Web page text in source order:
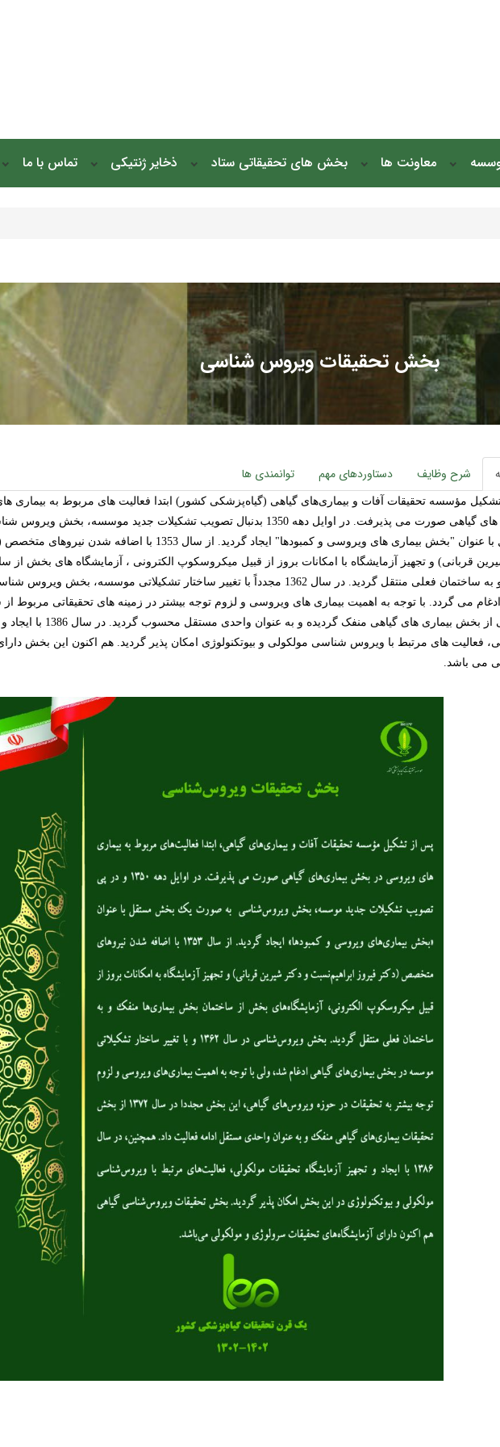
معاونت ها بخش های تحقیقاتی ستاد ذخایر ژنتیکی تماس با ما
بخش تحقیقات ویروس شناسی
شرح وظایف دستاوردهای مهم توانمندی ها
مؤسسه تحقیقات آفات و بیماری‌های گیاهی (گیاه‌پزشکی کشور) ابتدا فعالیت های مربوط به
بیماری های گیاهی صورت می پذیرفت. در اوایل دهه 1350 بدنبال تصویب تشکیلات جدید
مستقل با عنوان "بخش بیماری های ویروسی و کمبودها" ایجاد گردید. از
قربانی) و تجهیز آزمایشگاه با امکانات بروز از قبیل میکروسکوپ الکترونی ، آزمایشگاه های بخش از
منفک و به ساختمان فعلی منتقل گردید. در سال 1362 مجدداً با تغییر ساختار تشکیلاتی
شناسی از بخش بیماری های گیاهی
می باشد.